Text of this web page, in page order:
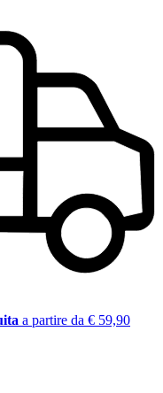
a partire da € 59,90